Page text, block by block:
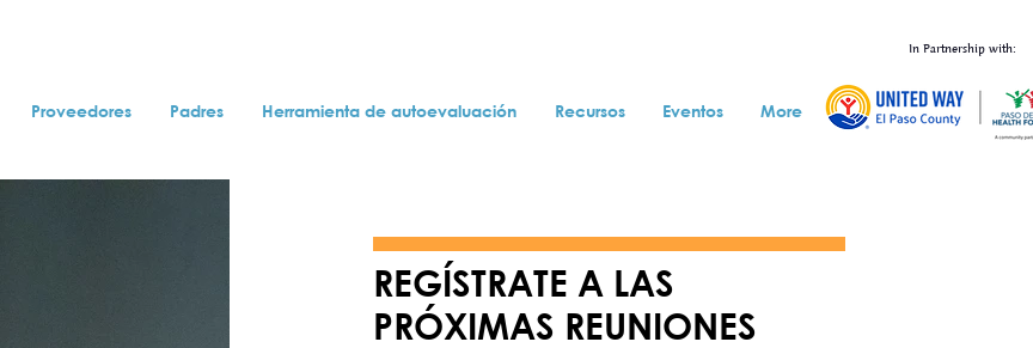
In Partnership with:
Proveedores Padres Herramienta de autoevaluación Recursos Eventos More
REGÍSTRATE A LAS
PRÓXIMAS REUNIONES